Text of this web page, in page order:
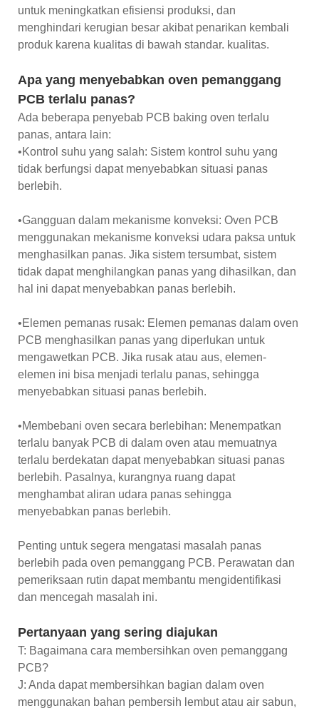
untuk meningkatkan efisiensi produksi, dan
menghindari kerugian besar akibat penarikan kembali
produk karena kualitas di bawah standar. kualitas.
Apa yang menyebabkan oven pemanggang
PCB terlalu panas?
Ada beberapa penyebab PCB baking oven terlalu
panas, antara lain:
•Kontrol suhu yang salah: Sistem kontrol suhu yang
tidak berfungsi dapat menyebabkan situasi panas
berlebih.
•Gangguan dalam mekanisme konveksi: Oven PCB
menggunakan mekanisme konveksi udara paksa untuk
menghasilkan panas. Jika sistem tersumbat, sistem
tidak dapat menghilangkan panas yang dihasilkan, dan
hal ini dapat menyebabkan panas berlebih.
•Elemen pemanas rusak: Elemen pemanas dalam oven
PCB menghasilkan panas yang diperlukan untuk
mengawetkan PCB. Jika rusak atau aus, elemen-
elemen ini bisa menjadi terlalu panas, sehingga
menyebabkan situasi panas berlebih.
•Membebani oven secara berlebihan: Menempatkan
terlalu banyak PCB di dalam oven atau memuatnya
terlalu berdekatan dapat menyebabkan situasi panas
berlebih. Pasalnya, kurangnya ruang dapat
menghambat aliran udara panas sehingga
menyebabkan panas berlebih.
Penting untuk segera mengatasi masalah panas
berlebih pada oven pemanggang PCB. Perawatan dan
pemeriksaan rutin dapat membantu mengidentifikasi
dan mencegah masalah ini.
Pertanyaan yang sering diajukan
T: Bagaimana cara membersihkan oven pemanggang
PCB?
J: Anda dapat membersihkan bagian dalam oven
menggunakan bahan pembersih lembut atau air sabun,